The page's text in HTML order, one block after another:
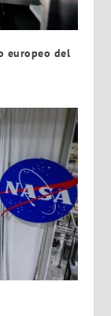
europeo del